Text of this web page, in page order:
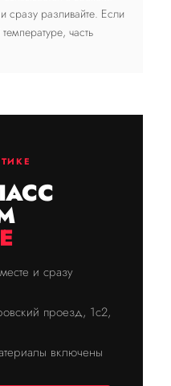
разливайте. Если
часть
и сразу
проезд, 1с2,
включены